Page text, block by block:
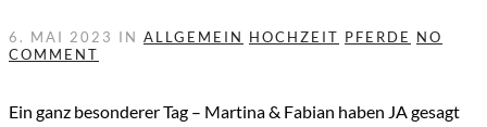
6. MAI 2023 IN ALLGEMEIN HOCHZEIT PFERDE NO
COMMENT
Ein ganz besonderer Tag – Martina & Fabian haben JA gesagt